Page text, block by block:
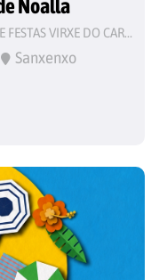
Noalla
ASOCIACIÓN COMISIÓN DE FESTAS VIRXE DO CARME
Sanxenxo